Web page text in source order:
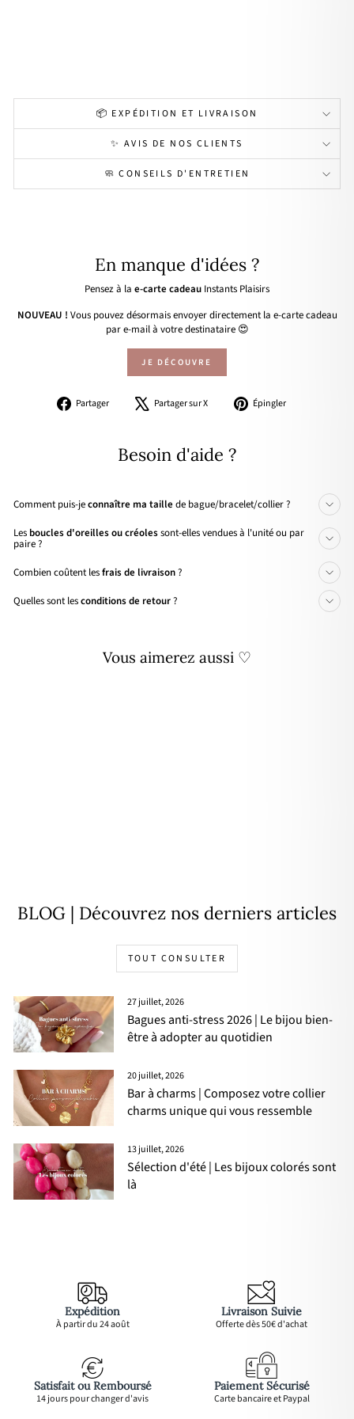
📦 EXPÉDITION ET LIVRAISON
✨ AVIS DE NOS CLIENTS
🧼 CONSEILS D'ENTRETIEN
En manque d'idées ?
Pensez à la e-carte cadeau Instants Plaisirs
NOUVEAU ! Vous pouvez désormais envoyer directement la e-carte cadeau
par e-mail à votre destinataire 😍
JE DÉCOUVRE
Partager
PartagerPartager sur X
Tweeter Épingler
Besoin d'aide ?
Comment puis-jeconnaître ma taille de bague/bracelet/collier ?
Les boucles d'oreilles ou créolessont-elles vendues à l'unité ou par
paire ?
Combien coûtent lesfrais de livraison?
Quelles sont lesconditions de retour?
Vous aimerez aussi ♡
BLOG | Découvrez nos derniers articles
TOUT CONSULTER
27 juillet, 2026
Bagues anti-stress 2026 | Le bijou bien-
être à adopter au quotidien
20 juillet, 2026
Bar à charms | Composez votre collier
charms unique qui vous ressemble
13 juillet, 2026
Sélection d'été | Les bijoux colorés sont
là
Expédition
À partir du 24 août
Livraison Suivie
Offerte dès 50€ d'achat
Satisfait ou Remboursé
14 jours pour changer d'avis
Paiement Sécurisé
Carte bancaire et Paypal